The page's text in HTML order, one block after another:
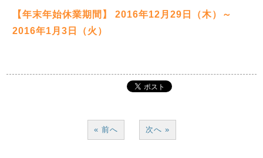
【年末年始休業期間】 2016年12月29日（木）～
2016年1月3日（火）
« 前へ 次へ »